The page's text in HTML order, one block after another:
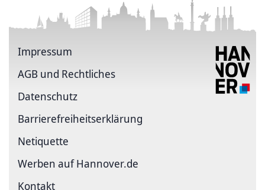
Impressum
AGB und Rechtliches
Datenschutz
Barriere­freiheits­erklärung
Netiquette
Werben auf Hannover.de
Kontakt